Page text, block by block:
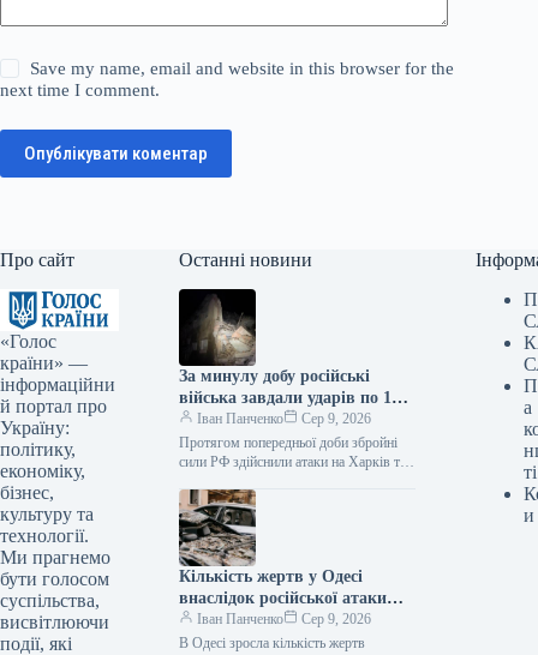
Save my name, email and website in this browser for the
next time I comment.
Опублікувати коментар
Про сайт
«Голос
країни» —
інформаційни
й портал про
Україну:
політику,
економіку,
бізнес,
культуру та
технології.
Ми прагнемо
бути голосом
суспільства,
висвітлюючи
події, які
Останні новини
За минулу добу російські
війська завдали ударів по 12
населених пунктах
Харківської області.
Внаслідок обстрілів троє
отримали поранення.
Іван Панченко
Сер 9, 2026
Протягом попередньої доби збройні
сили РФ здійснили атаки на Харків та
внаслідок чого троє осіб загинули,…
Кількість жертв у Одесі
внаслідок російської атаки
збільшилася до восьми.
Іван Панченко
Сер 9, 2026
В Одесі зросла кількість жертв
а
ті
и